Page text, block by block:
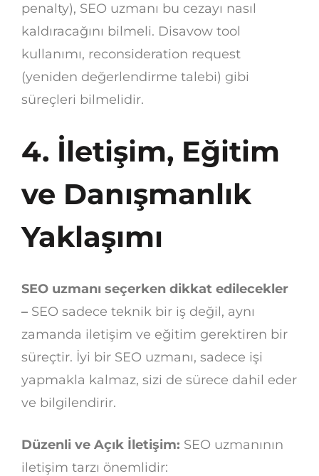
penalty), SEO uzmanı bu cezayı nasıl
kaldıracağını bilmeli. Disavow tool
kullanımı, reconsideration request
(yeniden değerlendirme talebi) gibi
süreçleri bilmelidir.
4. İletişim, Eğitim
ve Danışmanlık
Yaklaşımı
SEO uzmanı seçerken dikkat edilecekler
– SEO sadece teknik bir iş değil, aynı
zamanda iletişim ve eğitim gerektiren bir
süreçtir. İyi bir SEO uzmanı, sadece işi
yapmakla kalmaz, sizi de sürece dahil eder
ve bilgilendirir.
Düzenli ve Açık İletişim: SEO uzmanının
iletişim tarzı önemlidir: